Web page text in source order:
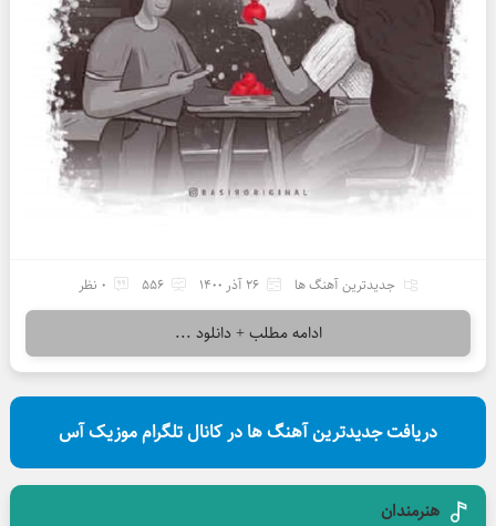
جدیدترین آهنگ ها 26 آذر 1400 556 0 نظر
ادامه مطلب + دانلود ...
دریافت جدیدترین آهنگ ها در کانال تلگرام موزیک آس
هنرمندان